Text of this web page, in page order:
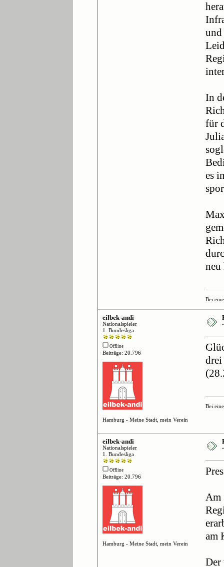
und
In
für
es
neu
Bei
eilbek-andi
Nationalspieler
1. Bundesliga
Offline
Beiträge: 20.796
Hamburg - Meine Stadt, mein Verein
drei
Bei
eilbek-andi
Nationalspieler
1. Bundesliga
Offline
Beiträge: 20.796
Hamburg - Meine Stadt, mein Verein
Am
am
Der